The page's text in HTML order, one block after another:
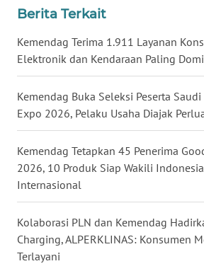
Berita Terkait
Kemendag Terima 1.911 Layanan
Elektronik dan Kendaraan Paling
Kemendag Buka Seleksi Peserta
Expo 2026, Pelaku Usaha Diajak
Kemendag Tetapkan 45 Penerima
2026, 10 Produk Siap Wakili
Internasional
Kolaborasi PLN dan Kemendag
Charging, ALPERKLINAS: Konsumen
Terlayani
WN
WN
BALI
WN
KALBAR